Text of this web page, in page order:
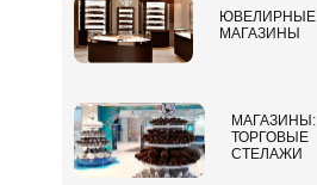
ЮВЕЛИРНЫЕ
МАГАЗИНЫ
МАГАЗИНЫ:
ТОРГОВЫЕ
СТЕЛАЖИ